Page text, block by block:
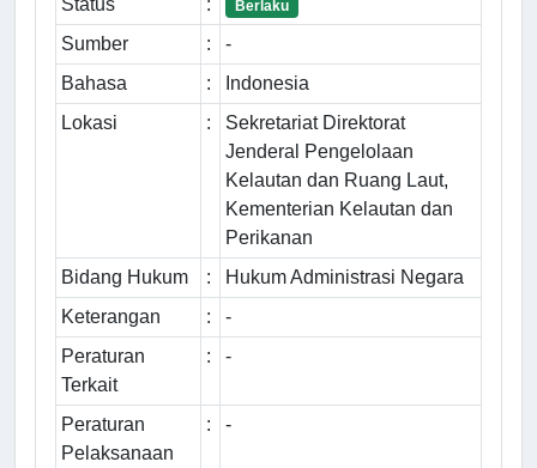
Status
: Berlaku
Sumber :
-
Bahasa
:
Indonesia
Lokasi
:
Sekretariat Direktorat
Jenderal Pengelolaan
Kelautan dan Ruang Laut,
Kementerian Kelautan dan
Perikanan
Bidang Hukum
:
Hukum Administrasi Negara
Keterangan
:
-
Peraturan
Terkait
: -
Peraturan
Pelaksanaan
: -